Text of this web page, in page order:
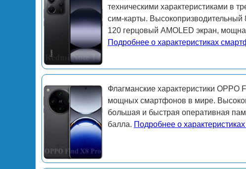
техническими характеристиками в
сим-карты.
120 герцовый AMOLED экран,
Подробнее о характеристиках
Флагманские характеристики
мощных смартфонов в мире.
большая и быстрая оперативная
балла. Подробнее о